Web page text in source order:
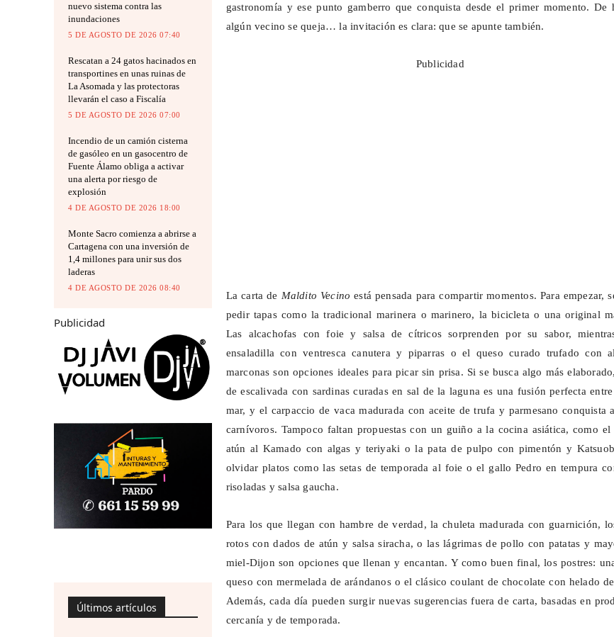
nuevo sistema contra las
inundaciones
5 DE AGOSTO DE 2026 07:40
Rescatan a 24 gatos hacinados en
transportines en unas ruinas de
La Asomada y las protectoras
llevarán el caso a Fiscalía
5 DE AGOSTO DE 2026 07:00
Incendio de un camión cisterna
de gasóleo en un gasocentro de
Fuente Álamo obliga a activar
una alerta por riesgo de
explosión
4 DE AGOSTO DE 2026 18:00
Monte Sacro comienza a abrirse a
Cartagena con una inversión de
1,4 millones para unir sus dos
laderas
4 DE AGOSTO DE 2026 08:40
Publicidad
Últimos artículos
gastronomía y ese punto gamberro que conquista desde el primer momento. De
algún vecino se queja… la invitación es clara: que se apunte también.
Publicidad
La carta de Maldito Vecino está pensada para compartir momentos. Para empezar,
pedir tapas como la tradicional marinera o marinero, la bicicleta o una original
Las alcachofas con foie y salsa de cítricos sorprenden por su sabor,
ensaladilla con ventresca canutera y piparras o el queso curado trufado con
marconas son opciones ideales para picar sin prisa. Si se busca algo más
de escalivada con sardinas curadas en sal de la laguna es una fusión perfecta
mar, y el carpaccio de vaca madurada con aceite de trufa y parmesano conquista
carnívoros. Tampoco faltan propuestas con un guiño a la cocina asiática, como el
atún al Kamado con algas y teriyaki o la pata de pulpo con pimentón y
olvidar platos como las setas de temporada al foie o el gallo Pedro en tempura
risoladas y salsa gaucha.
Para los que llegan con hambre de verdad, la chuleta madurada con guarnición,
rotos con dados de atún y salsasiracha, o las lágrimas de pollo con patatas y
miel-Dijon son opciones que llenan y encantan. Y como buen final, los postres:
queso con mermelada de arándanos o el clásicocoulant de chocolate con helado
Además, cada día pueden surgir nuevas sugerencias fuera de carta, basadas en
cercanía y de temporada.